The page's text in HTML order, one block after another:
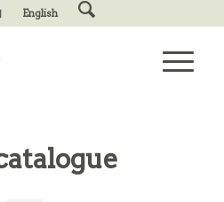
English